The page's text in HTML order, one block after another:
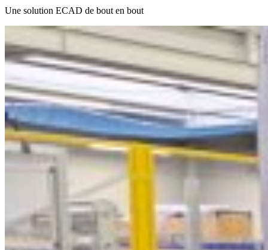
Une solution ECAD de bout en bout